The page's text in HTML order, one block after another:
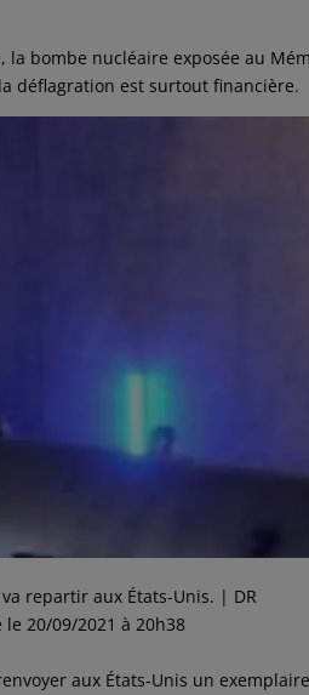
bombe nucléaire exposée au
déflagration est surtout financière.
repartir aux États-Unis. | DR
le20/09/2021à 20h38
aux États-Unis un